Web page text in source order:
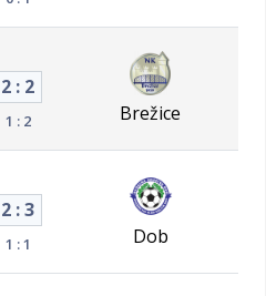
2 : 2
1 : 2 Brežice
2 : 3
1 : 1 Dob